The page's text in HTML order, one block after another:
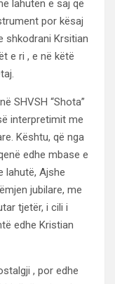
lahutën e saj që
por kësaj
shkodrani Krsitian
e ri , e në këtë
SHVSH “Shota”
interpretimit me
Kështu, që nga
edhe mbase e
lahutë, Ajshe
jubilare, me
tjetër, i cili i
edhe Kristian
, por edhe